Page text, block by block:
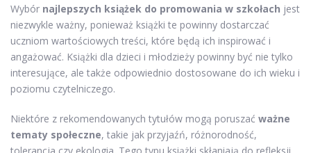
Wybór najlepszych książek do promowania w szkołach jest
niezwykle ważny, ponieważ książki te powinny dostarczać
uczniom wartościowych treści, które będą ich inspirować i
angażować. Książki dla dzieci i młodzieży powinny być nie tylko
interesujące, ale także odpowiednio dostosowane do ich wieku i
poziomu czytelniczego.
Niektóre z rekomendowanych tytułów mogą poruszać ważne
tematy społeczne, takie jak przyjaźń, różnorodność,
tolerancja czy ekologia. Tego typu książki skłaniają do refleksji